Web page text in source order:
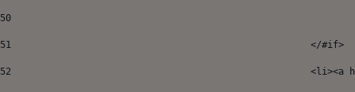
50
51
52